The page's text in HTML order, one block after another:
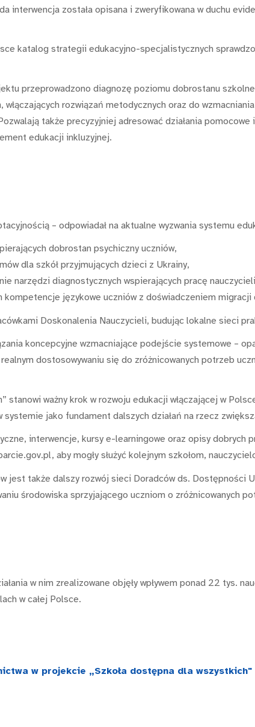
interwencja została opisana i zweryfikowana w duchu
katalog strategii edukacyjno-specjalistycznych
przeprowadzono diagnozę poziomu dobrostanu
rozwiązań metodycznych oraz do
także precyzyjniej adresować działania
edukacji inkluzyjnej.
– odpowiadał na aktualne wyzwania systemu
dobrostan psychiczny uczniów,
dla szkół przyjmujących dzieci z Ukrainy,
narzędzi diagnostycznych wspierających pracę
kompetencje językowe uczniów z doświadczeniem
Doskonalenia Nauczycieli, budując lokalne sieci
koncepcyjne wzmacniające podejście systemowe –
dostosowywaniu się do zróżnicowanych potrzeb
stanowi ważny krok w rozwoju edukacji włączającej w
jako fundament dalszych działań na rzecz
interwencje, kursy e-learningowe oraz opisy
aby mogły służyć kolejnym szkołom,
jest także dalszy rozwój sieci Doradców ds. Dostępności
środowiska sprzyjającego uczniom o zróżnicowanych
w nim zrealizowane objęły wpływem ponad 22 tys.
w całej Polsce.
w projekcie „Szkoła dostępna dla